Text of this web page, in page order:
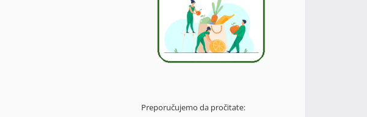
Preporučujemo da pročitate: